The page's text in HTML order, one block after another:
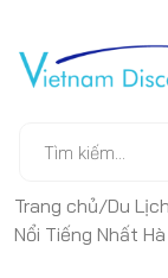
Trang chủ/Du
Nổi Tiếng Nhất